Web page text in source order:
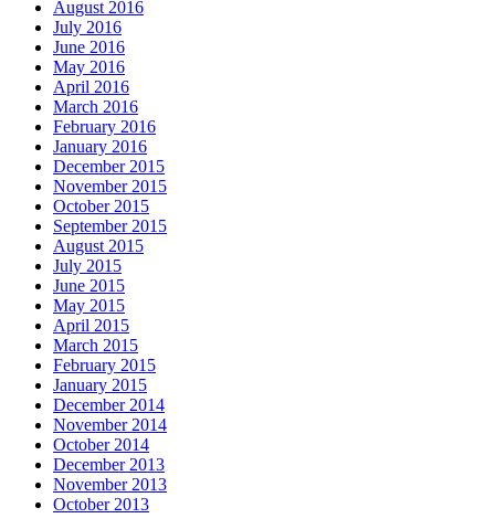
August 2016
July 2016
June 2016
May 2016
April 2016
March 2016
February 2016
January 2016
December 2015
November 2015
October 2015
September 2015
August 2015
July 2015
June 2015
May 2015
April 2015
March 2015
February 2015
January 2015
December 2014
November 2014
October 2014
December 2013
November 2013
October 2013